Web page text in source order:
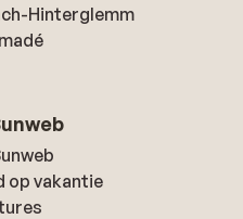
Hinterglemm
op vakantie